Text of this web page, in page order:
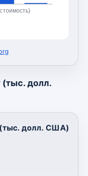
(тыс. долл.
(тыс. долл. США)